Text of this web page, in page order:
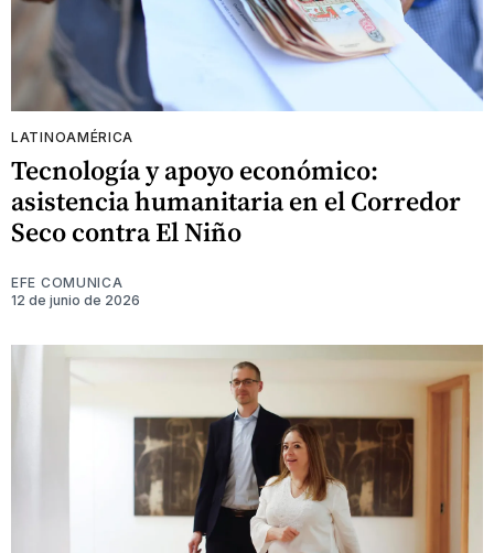
LATINOAMÉRICA
Tecnología y apoyo económico:
asistencia humanitaria en el Corredor
Seco contra El Niño
EFE COMUNICA
12 de junio de 2026